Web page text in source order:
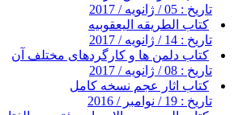
تاریخ : 05 / ژانویه / 2017
کتاب الطریقه الیعقوبیه
تاریخ : 14 / ژانویه / 2017
کتاب دلمن ها و کارگردهای مختلف آن
تاریخ : 08 / ژانویه / 2017
کتاب اثار عجم نسخه کامل
تاریخ : 19 / نوامبر / 2016